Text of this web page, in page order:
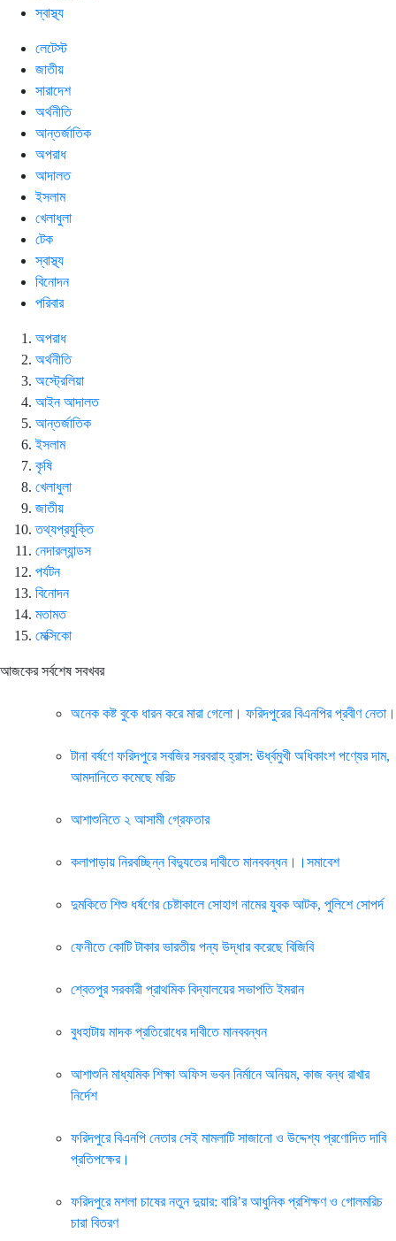
স্বাস্থ্য
লেটেস্ট
জাতীয়
সারাদেশ
অর্থনীতি
আন্তর্জাতিক
অপরাধ
আদালত
ইসলাম
খেলাধুলা
টেক
স্বাস্থ্য
বিনোদন
পরিবার
অপরাধ
অর্থনীতি
অস্ট্রেলিয়া
আইন আদালত
আন্তর্জাতিক
ইসলাম
কৃষি
খেলাধুলা
জাতীয়
তথ্যপ্রযুক্তি
নেদারল্যান্ডস
পর্যটন
বিনোদন
মতামত
মেক্সিকো
আজকের সর্বশেষ সবখবর
অনেক কষ্ট বুকে ধারন করে মারা গেলো। ফরিদপুরের বিএনপির প্রবীণ নেতা।
টানা বর্ষণে ফরিদপুরে সবজির সরবরাহ হ্রাস: ঊর্ধ্বমুখী অধিকাংশ পণ্যের দাম,
আমদানিতে কমেছে মরিচ
আশাশুনিতে ২ আসামী গ্রেফতার
কলাপাড়ায় নিরবচ্ছিন্ন বিদ্যুতের দাবীতে মানববন্ধন।।সমাবেশ
দুমকিতে শিশু ধর্ষণের চেষ্টাকালে সোহাগ নামের যুবক আটক, পুলিশে সোপর্দ
ফেনীতে কোটি টাকার ভারতীয় পন্য উদ্ধার করেছে বিজিবি
শ্বেতপুর সরকারী প্রাথমিক বিদ্যালয়ের সভাপতি ইমরান
বুধহাটায় মাদক প্রতিরোধের দাবীতে মানববন্ধন
আশাশুনি মাধ্যমিক শিক্ষা অফিস ভবন নির্মানে অনিয়ম, কাজ বন্ধ রাখার
নির্দেশ
ফরিদপুরে বিএনপি নেতার সেই মামলাটি সাজানো ও উদ্দেশ্য প্রণোদিত দাবি
প্রতিপক্ষের।
ফরিদপুরে মশলা চাষের নতুন দুয়ার: বারি’র আধুনিক প্রশিক্ষণ ও গোলমরিচ
চারা বিতরণ